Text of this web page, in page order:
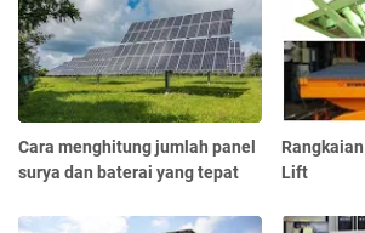
Cara menghitung jumlah panel
surya dan baterai yang tepat
Lift